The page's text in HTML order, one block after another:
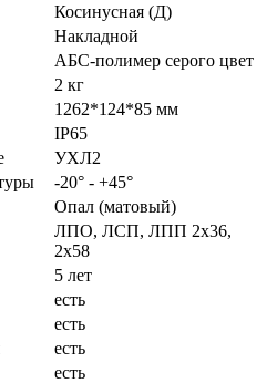
Косинусная (Д)
Накладной
АБС-полимер серого цвет
2 кг
1262*124*85 мм
IP65
УХЛ2
-20° - +45°
Опал (матовый)
ЛПО, ЛСП, ЛПП 2х36,
2х58
5 лет
есть
есть
есть
есть